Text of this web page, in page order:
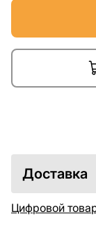
Доставка
Цифровой